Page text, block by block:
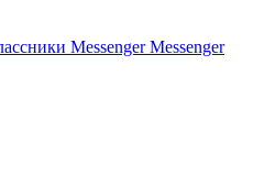
Messenger Messenger